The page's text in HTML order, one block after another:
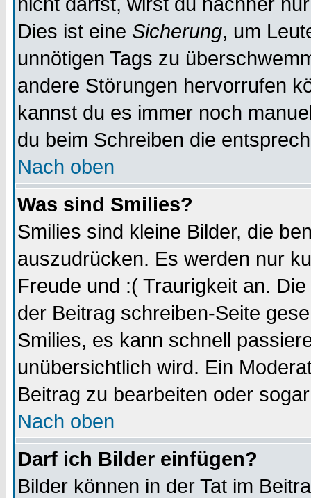
Dies ist eine Sicherung, um
unnötigen Tags zu
andere Störungen hervorrufen
kannst du es immer noch
du beim Schreiben die
Nach oben
Was sind Smilies?
Smilies sind kleine Bilder, die
auszudrücken. Es werden nur
Freude und :( Traurigkeit an.
der Beitrag schreiben-Seite
Smilies, es kann schnell
unübersichtlich wird. Ein
Beitrag zu bearbeiten oder
Nach oben
Darf ich Bilder einfügen?
Bilder können in der Tat im